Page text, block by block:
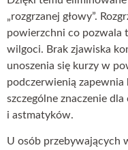
„rozgrzanej głowy”.
powierzchni co pozwala
wilgoci. Brak zjawiska
unoszenia się kurzy w
podczerwienią
szczególne znaczenie
i astmatyków.
U osób przebywających